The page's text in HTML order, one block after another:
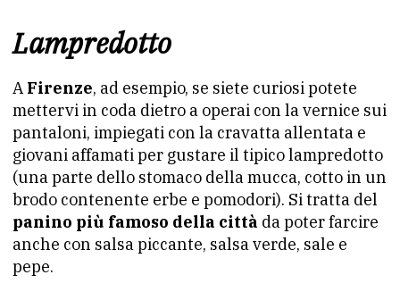
Lampredotto
A Firenze, ad esempio, se siete curiosi potete
mettervi in coda dietro a operai con la vernice sui
pantaloni, impiegati con la cravatta allentata e
giovani affamati per gustare il tipico lampredotto
(una parte dello stomaco della mucca, cotto in un
brodo contenente erbe e pomodori). Si tratta del
panino più famoso della città da poter farcire
anche con salsa piccante, salsa verde, sale e
pepe.